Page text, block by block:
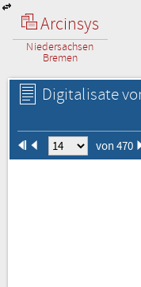
Arcinsys
Niedersachsen
Bremen
Digitalisate
von 470